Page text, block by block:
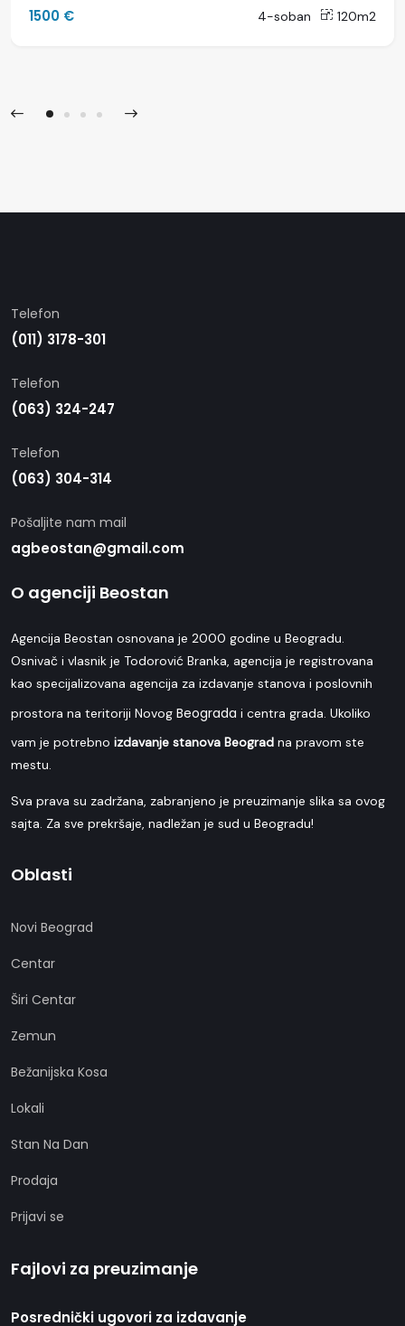
1500 € 4-soban 120m2
Telefon
(011) 3178-301
Telefon
(063) 324-247
Telefon
(063) 304-314
Pošaljite nam mail
agbeostan@gmail.com
O agenciji Beostan
Agencija Beostan osnovana je 2000 godine u Beogradu.
Osnivač i vlasnik je Todorović Branka, agencija je registrovana
kao specijalizovana agencija za izdavanje stanova i poslovnih
prostora na teritoriji Novog Beograda i centra grada. Ukoliko
vam je potrebno izdavanje stanova Beograd na pravom ste
mestu.
Sva prava su zadržana, zabranjeno je preuzimanje slika sa ovog
sajta. Za sve prekršaje, nadležan je sud u Beogradu!
Oblasti
Novi Beograd
Centar
Širi Centar
Zemun
Bežanijska Kosa
Lokali
Stan Na Dan
Prodaja
Prijavi se
Fajlovi za preuzimanje
Posrednički ugovori za izdavanje